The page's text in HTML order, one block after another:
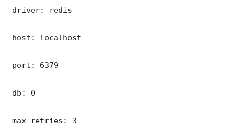
driver: redis
host: localhost
port: 6379
db: 0
max_retries: 3